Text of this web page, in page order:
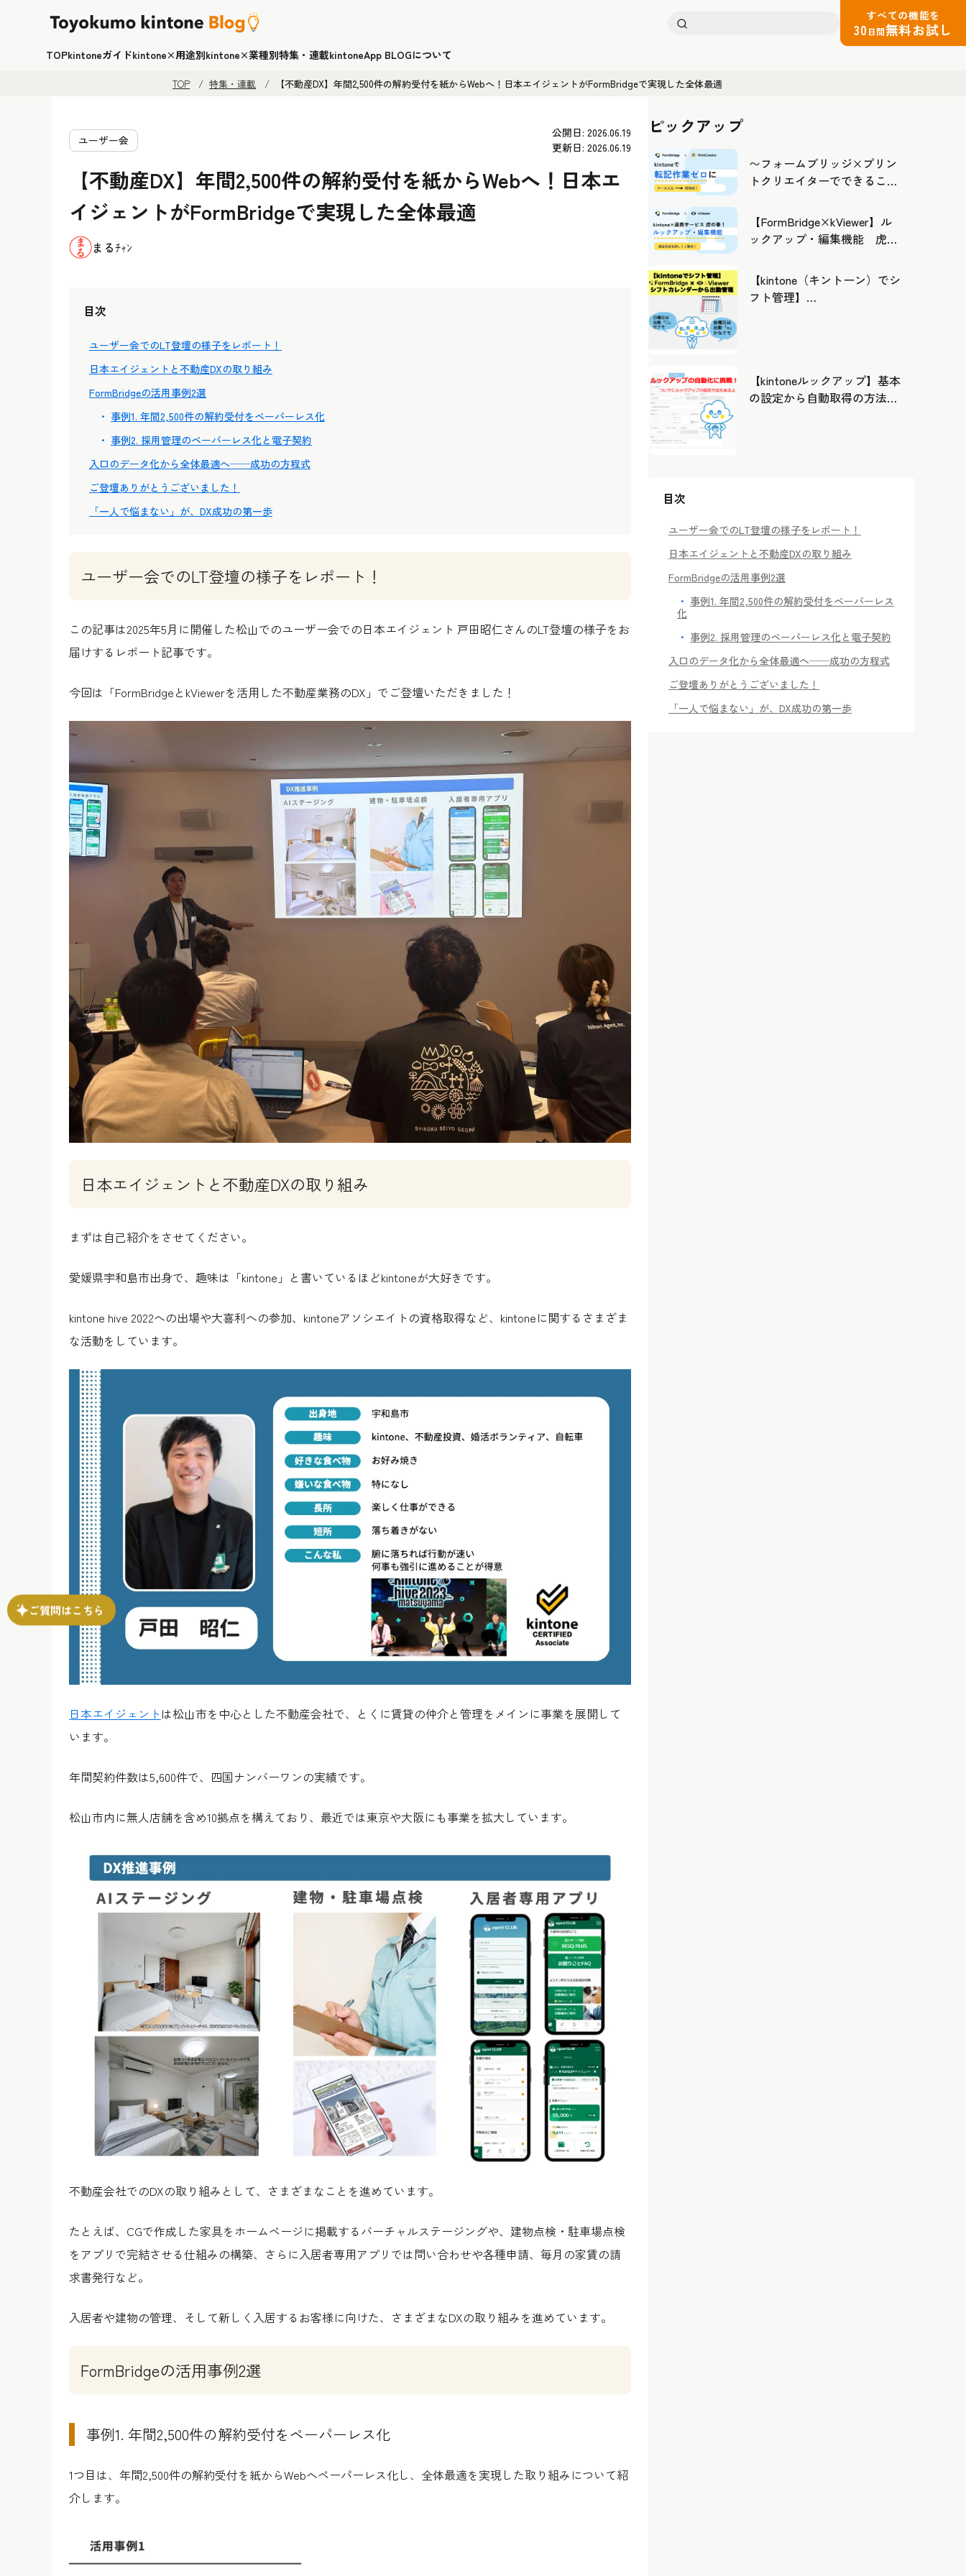
検
すべての機能を
30 日間無料お試し
TOPkintoneガイドkintone×用途別kintone×業種別特集・連載kintoneApp BLOGについて
TOP 特集・連載 【不動産DX】年間2,500件の解約受付を紙からWebへ！日本エイジェントがFormBridgeで実現した全体最適
ユーザー会
公開日: 2026.06.19
更新日: 2026.06.19
【不動産DX】年間2,500件の解約受付を紙からWebへ！日本エ
イジェントがFormBridgeで実現した全体最適
まるﾁｬﾝ
目次
ユーザー会でのLT登壇の様子をレポート！
日本エイジェントと不動産DXの取り組み
FormBridgeの活用事例2選
事例1. 年間2,500件の解約受付をペーパーレス化
事例2. 採用管理のペーパーレス化と電子契約
入口のデータ化から全体最適へ──成功の方程式
ご登壇ありがとうございました！
「一人で悩まない」が、DX成功の第一歩
ユーザー会でのLT登壇の様子をレポート！
この記事は2025年5月に開催した松山でのユーザー会での日本エイジェント 戸田昭仁さんのLT登壇の様子をお
届けするレポート記事です。
今回は「FormBridgeとkViewerを活用した不動産業務のDX」でご登壇いただきました！
日本エイジェントと不動産DXの取り組み
まずは自己紹介をさせてください。
愛媛県宇和島市出身で、趣味は「kintone」と書いているほどkintoneが大好きです。
kintone hive 2022への出場や大喜利への参加、kintoneアソシエイトの資格取得など、kintoneに関するさまざま
な活動をしています。
日本エイジェントは松山市を中心とした不動産会社で、とくに賃貸の仲介と管理をメインに事業を展開して
います。
年間契約件数は5,600件で、四国ナンバーワンの実績です。
松山市内に無人店舗を含め10拠点を構えており、最近では東京や大阪にも事業を拡大しています。
不動産会社でのDXの取り組みとして、さまざまなことを進めています。
たとえば、CGで作成した家具をホームページに掲載するバーチャルステージングや、建物点検・駐車場点検
をアプリで完結させる仕組みの構築、さらに入居者専用アプリでは問い合わせや各種申請、毎月の家賃の請
求書発行など。
入居者や建物の管理、そして新しく入居するお客様に向けた、さまざまなDXの取り組みを進めています。
FormBridgeの活用事例2選
事例1. 年間2,500件の解約受付をペーパーレス化
1つ目は、年間2,500件の解約受付を紙からWebへペーパーレス化し、全体最適を実現した取り組みについて紹
介します。
ピックアップ
〜フォームブリッジ×プリン
トクリエイターでできるこ
よう
【FormBridge×kViewer】ル
ックアップ・編集機能 虎の
【kintone（キントーン）でシ
フト管理】
【kintoneルックアップ】基本
の設定から自動取得の方法ま
目次
ユーザー会でのLT登壇の様子をレポート！
日本エイジェントと不動産DXの取り組み
FormBridgeの活用事例2選
事例1. 年間2,500件の解約受付をペーパーレス
化
事例2. 採用管理のペーパーレス化と電子契約
入口のデータ化から全体最適へ──成功の方程式
ご登壇ありがとうございました！
「一人で悩まない」が、DX成功の第一歩
ご質問はこちら